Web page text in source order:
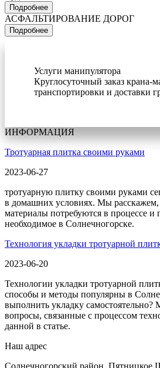
Подробнее
АСФАЛЬТИРОВАНИЕ ДОРОГ
Подробнее
Услуги манипулятора
Круглосуточный заказ крана-
транспортировки и доставки
ИНФОРМАЦИЯ
Тротуарная плитка своими руками
2023-06-27
тротуарную плитку своими руками
в домашних условиях. Мы расскажем,
материалы потребуются в процессе и
необходимое в Солнечногорске.
Технология укладки тротуарной
2023-06-20
Технологии укладки тротуарной
способы и методы популярны в
выполнить укладку самостоятельно?
вопросы, связанные с процессом
данной в статье.
Наш адрес